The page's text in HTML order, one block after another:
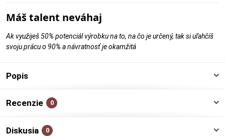
Máš talent neváhaj
Ak využiješ 50% potenciál výrobku na to, na čo je určený, tak si uľahčíš
svoju prácu o 90% a návratnosť je okamžitá
Popis
Recenzie 0
Diskusia 0